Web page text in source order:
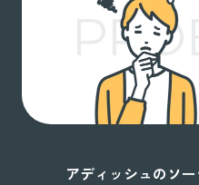
アディッシュのソ